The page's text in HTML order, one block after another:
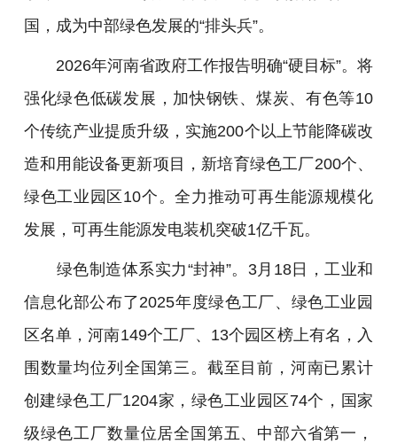
国，成为中部绿色发展的“排头兵”。
2026年河南省政府工作报告明确“硬目标”。将
强化绿色低碳发展，加快钢铁、煤炭、有色等10
个传统产业提质升级，实施200个以上节能降碳改
造和用能设备更新项目，新培育绿色工厂200个、
绿色工业园区10个。全力推动可再生能源规模化
发展，可再生能源发电装机突破1亿千瓦。
绿色制造体系实力“封神”。3月18日，工业和
信息化部公布了2025年度绿色工厂、绿色工业园
区名单，河南149个工厂、13个园区榜上有名，入
围数量均位列全国第三。截至目前，河南已累计
创建绿色工厂1204家，绿色工业园区74个，国家
级绿色工厂数量位居全国第五、中部六省第一，